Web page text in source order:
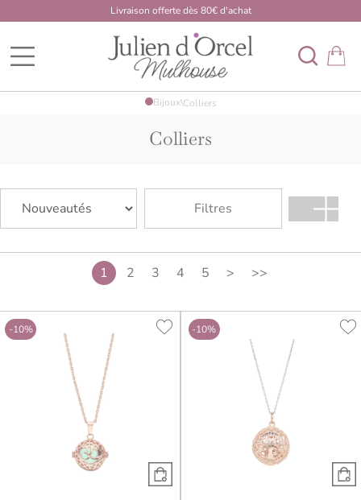
Livraison offerte dès 80€ d'achat
BDK Developpement Mulhouse
Bijoux\Colliers
Colliers
Filtres
1 2 3 4 5 > >>
-10% -10%